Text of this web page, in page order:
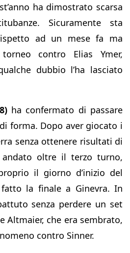
ha dimostrato scarsa
Sicuramente sta
ad un mese fa ma
contro Elias Ymer,
dubbio l’ha lasciato
ha confermato di passare
forma. Dopo aver giocato i
senza ottenere risultati di
oltre il terzo turno,
il giorno d’inizio del
la finale a Ginevra. In
senza perdere un set
Altmaier, che era sembrato,
contro Sinner.